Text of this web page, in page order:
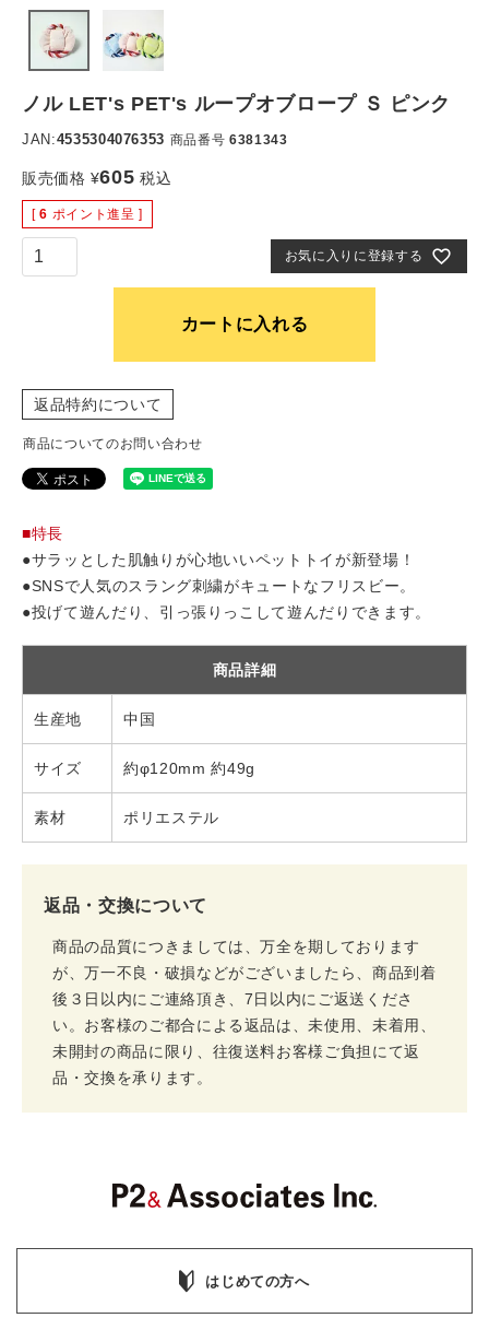
ノル LET's PET's ループオブロープ Ｓ ピンク
JAN:4535304076353 商品番号 6381343
販売価格 ¥605 税込
[ 6 ポイント進呈 ]
お気に入りに登録する
カートに入れる
返品特約について
商品についてのお問い合わせ
■特長
●サラッとした肌触りが心地いいペットトイが新登場！
●SNSで人気のスラング刺繍がキュートなフリスビー。
●投げて遊んだり、引っ張りっこして遊んだりできます。
商品詳細
生産地 中国
サイズ 約φ120mm 約49g
素材 ポリエステル
返品・交換について
商品の品質につきましては、万全を期しております
が、万一不良・破損などがございましたら、商品到着
後３日以内にご連絡頂き、7日以内にご返送くださ
い。お客様のご都合による返品は、未使用、未着用、
未開封の商品に限り、往復送料お客様ご負担にて返
品・交換を承ります。
はじめての方へ